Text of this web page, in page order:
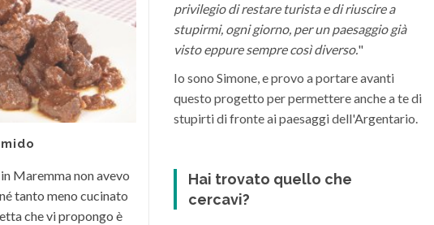
Maremma non avevo
tanto meno cucinato
che vi propongo è
Quali sono i migliori vini della
Maremma Toscana
condizioni climatiche e morfologiche del
suo territorio, riesce a dare vita a grandi
vini di varia...
privilegio di restare turista e di riuscire a
stupirmi, ogni giorno, per un paesaggio già
visto eppure sempre così diverso."
Io sono Simone, e provo a portare avanti
questo progetto per permettere anche a te di
stupirti di fronte ai paesaggi dell'Argentario.
Hai trovato quello che
cercavi?